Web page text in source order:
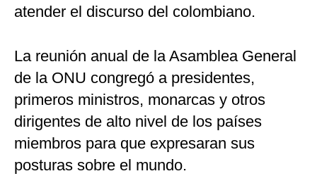
atender el discurso del colombiano.
La reunión anual de la Asamblea General
de la ONU congregó a presidentes,
primeros ministros, monarcas y otros
dirigentes de alto nivel de los países
miembros para que expresaran sus
posturas sobre el mundo.